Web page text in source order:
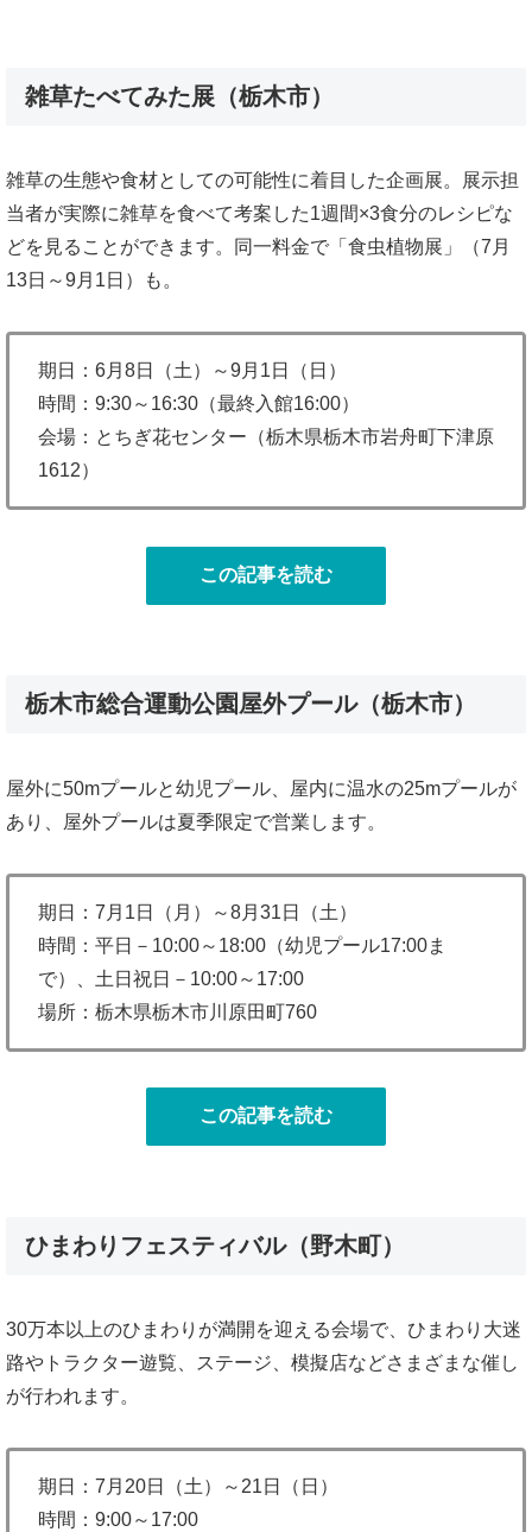
雑草たべてみた展（栃木市）
雑草の生態や食材としての可能性に着目した企画展。展示担
当者が実際に雑草を食べて考案した1週間×3食分のレシピな
どを見ることができます。同一料金で「食虫植物展」（7月
13日～9月1日）も。
期日：6月8日（土）～9月1日（日）
時間：9:30～16:30（最終入館16:00）
会場：とちぎ花センター（栃木県栃木市岩舟町下津原
1612）
この記事を読む
栃木市総合運動公園屋外プール（栃木市）
屋外に50mプールと幼児プール、屋内に温水の25mプールが
あり、屋外プールは夏季限定で営業します。
期日：7月1日（月）～8月31日（土）
時間：平日－10:00～18:00（幼児プール17:00ま
で）、土日祝日－10:00～17:00
場所：栃木県栃木市川原田町760
この記事を読む
ひまわりフェスティバル（野木町）
30万本以上のひまわりが満開を迎える会場で、ひまわり大迷
路やトラクター遊覧、ステージ、模擬店などさまざまな催し
が行われます。
期日：7月20日（土）～21日（日）
時間：9:00～17:00